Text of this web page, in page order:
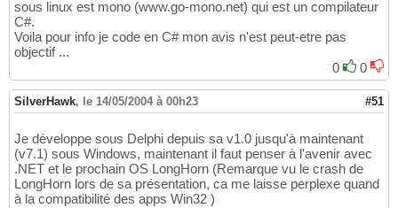
sous linux est mono (www.go-mono.net) qui est un compilateur
C#.
Voila pour info je code en C# mon avis n'est peut-etre pas
objectif ...
0
0
SilverHawk, le 14/05/2004 à 00h23 #51
Je développe sous Delphi depuis sa v1.0 jusqu'à maintenant
(v7.1) sous Windows, maintenant il faut penser à l'avenir avec
.NET et le prochain OS LongHorn (Remarque vu le crash de
LongHorn lors de sa présentation, ca me laisse perplexe quand
à la compatibilité des apps Win32 )